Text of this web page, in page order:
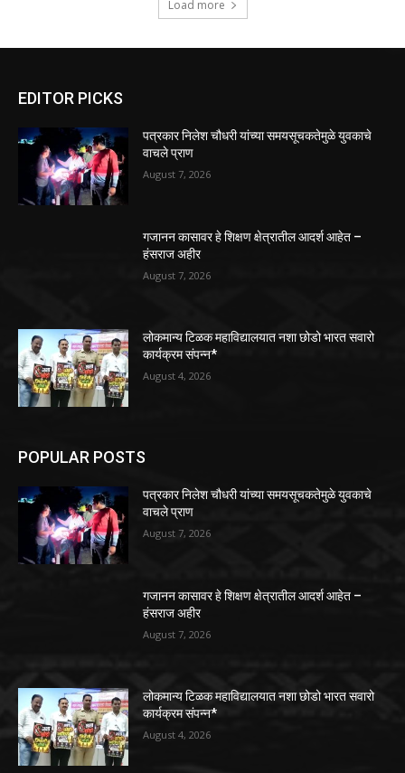
Load more
EDITOR PICKS
पत्रकार निलेश चौधरी यांच्या समयसूचकतेमुळे युवकाचे
वाचले प्राण
August 7, 2026
गजानन कासावर हे शिक्षण क्षेत्रातील आदर्श आहेत –
हंसराज अहीर
August 7, 2026
लोकमान्य टिळक महाविद्यालयात नशा छोडो भारत सवारो
कार्यक्रम संपन्न*
August 4, 2026
POPULAR POSTS
पत्रकार निलेश चौधरी यांच्या समयसूचकतेमुळे युवकाचे
वाचले प्राण
August 7, 2026
गजानन कासावर हे शिक्षण क्षेत्रातील आदर्श आहेत –
हंसराज अहीर
August 7, 2026
लोकमान्य टिळक महाविद्यालयात नशा छोडो भारत सवारो
कार्यक्रम संपन्न*
August 4, 2026